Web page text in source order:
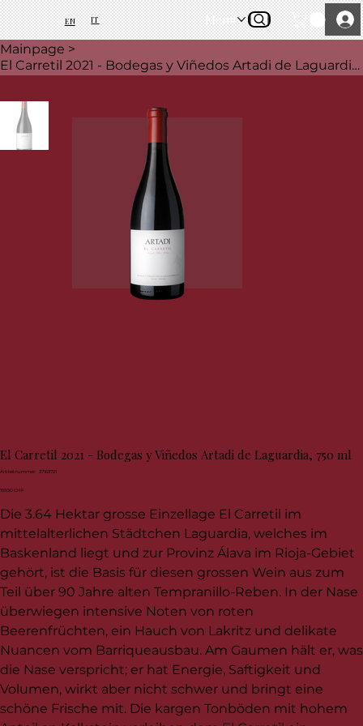
EN IT Menü
Mainpage >
El Carretil 2021 - Bodegas y Viñedos Artadi de Laguardia, 750 ml
El Carretil 2021 - Bodegas y Viñedos Artadi de Laguardia, 750 ml
Artikelnummer:
Artikelnummer:
37163721
Preis
159,50 CHF
Die 3.64 Hektar grosse Einzellage El Carretil im
mittelalterlichen Städtchen Laguardia, welches im
Baskenland liegt und zur Provinz Álava im Rioja-Gebiet
gehört, ist die Basis für diesen grossen Wein aus zum
Teil über 90 Jahre alten Tempranillo-Reben. In der Nase
überwiegen intensive Noten von roten
Beerenfrüchten, ein Hauch von Lakritz und delikate
Nuancen vom Barriqueausbau. Am Gaumen hält er, was
die Nase verspricht; er hat Energie, Saftigkeit und
Volumen, wirkt aber nicht schwer und bringt eine
schöne Frische mit. Die kargen Tonböden mit hohem